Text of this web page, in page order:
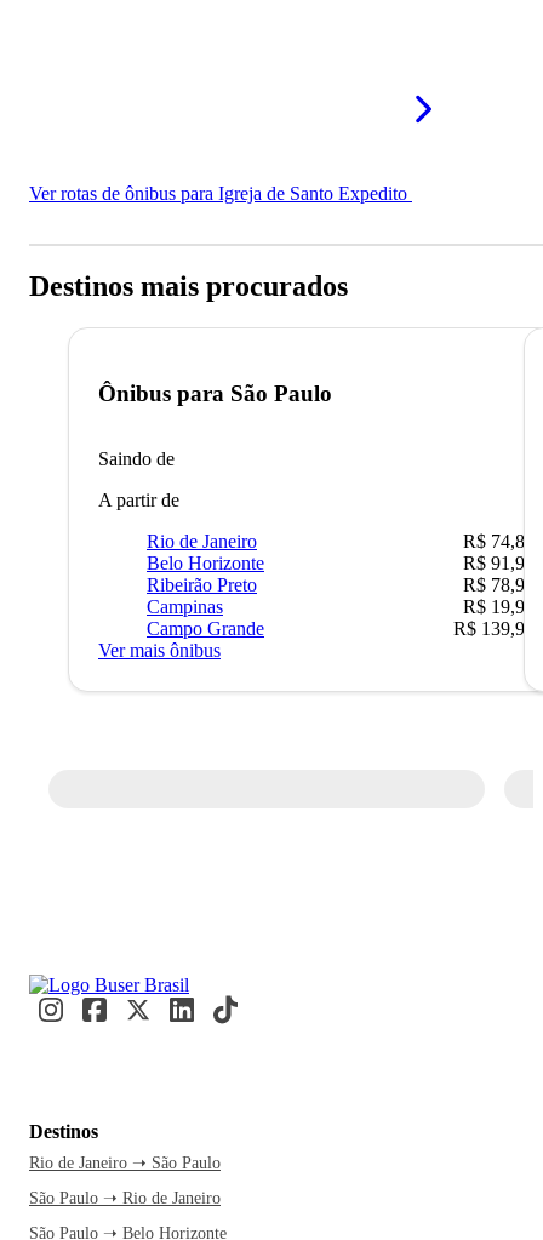
Ver rotas de ônibus para Igreja de Santo Expedito
Destinos mais procurados
Ônibus para São Paulo
Saindo de
A partir de
Rio de Janeiro
R$ 74,80
Belo Horizonte
R$ 91,90
Ribeirão Preto
R$ 78,90
Campinas
R$ 19,90
Campo Grande
R$ 139,90
Ver mais ônibus
Destinos
Rio de Janeiro ➝ São Paulo
São Paulo ➝ Rio de Janeiro
São Paulo ➝ Belo Horizonte